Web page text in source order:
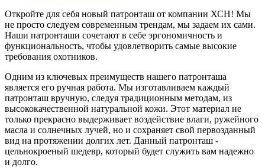
Откройте для себя новый патронташ от компании ХСН! Мы
не просто следуем современным трендам, мы задаем их сами.
Наши патронташи сочетают в себе эргономичность и
функциональность, чтобы удовлетворить самые высокие
требования охотников.
Одним из ключевых преимуществ нашего патронташа
является его ручная работа. Мы изготавливаем каждый
патронташ вручную, следуя традиционным методам, из
высококачественной натуральной кожи. Этот материал не
только прекрасно выдерживает воздействие влаги, ружейного
масла и солнечных лучей, но и сохраняет свой первозданный
вид на протяжении долгих лет. Данный патронташ -
цельнокроеный шедевр, который будет служить вам надежно
и долго.